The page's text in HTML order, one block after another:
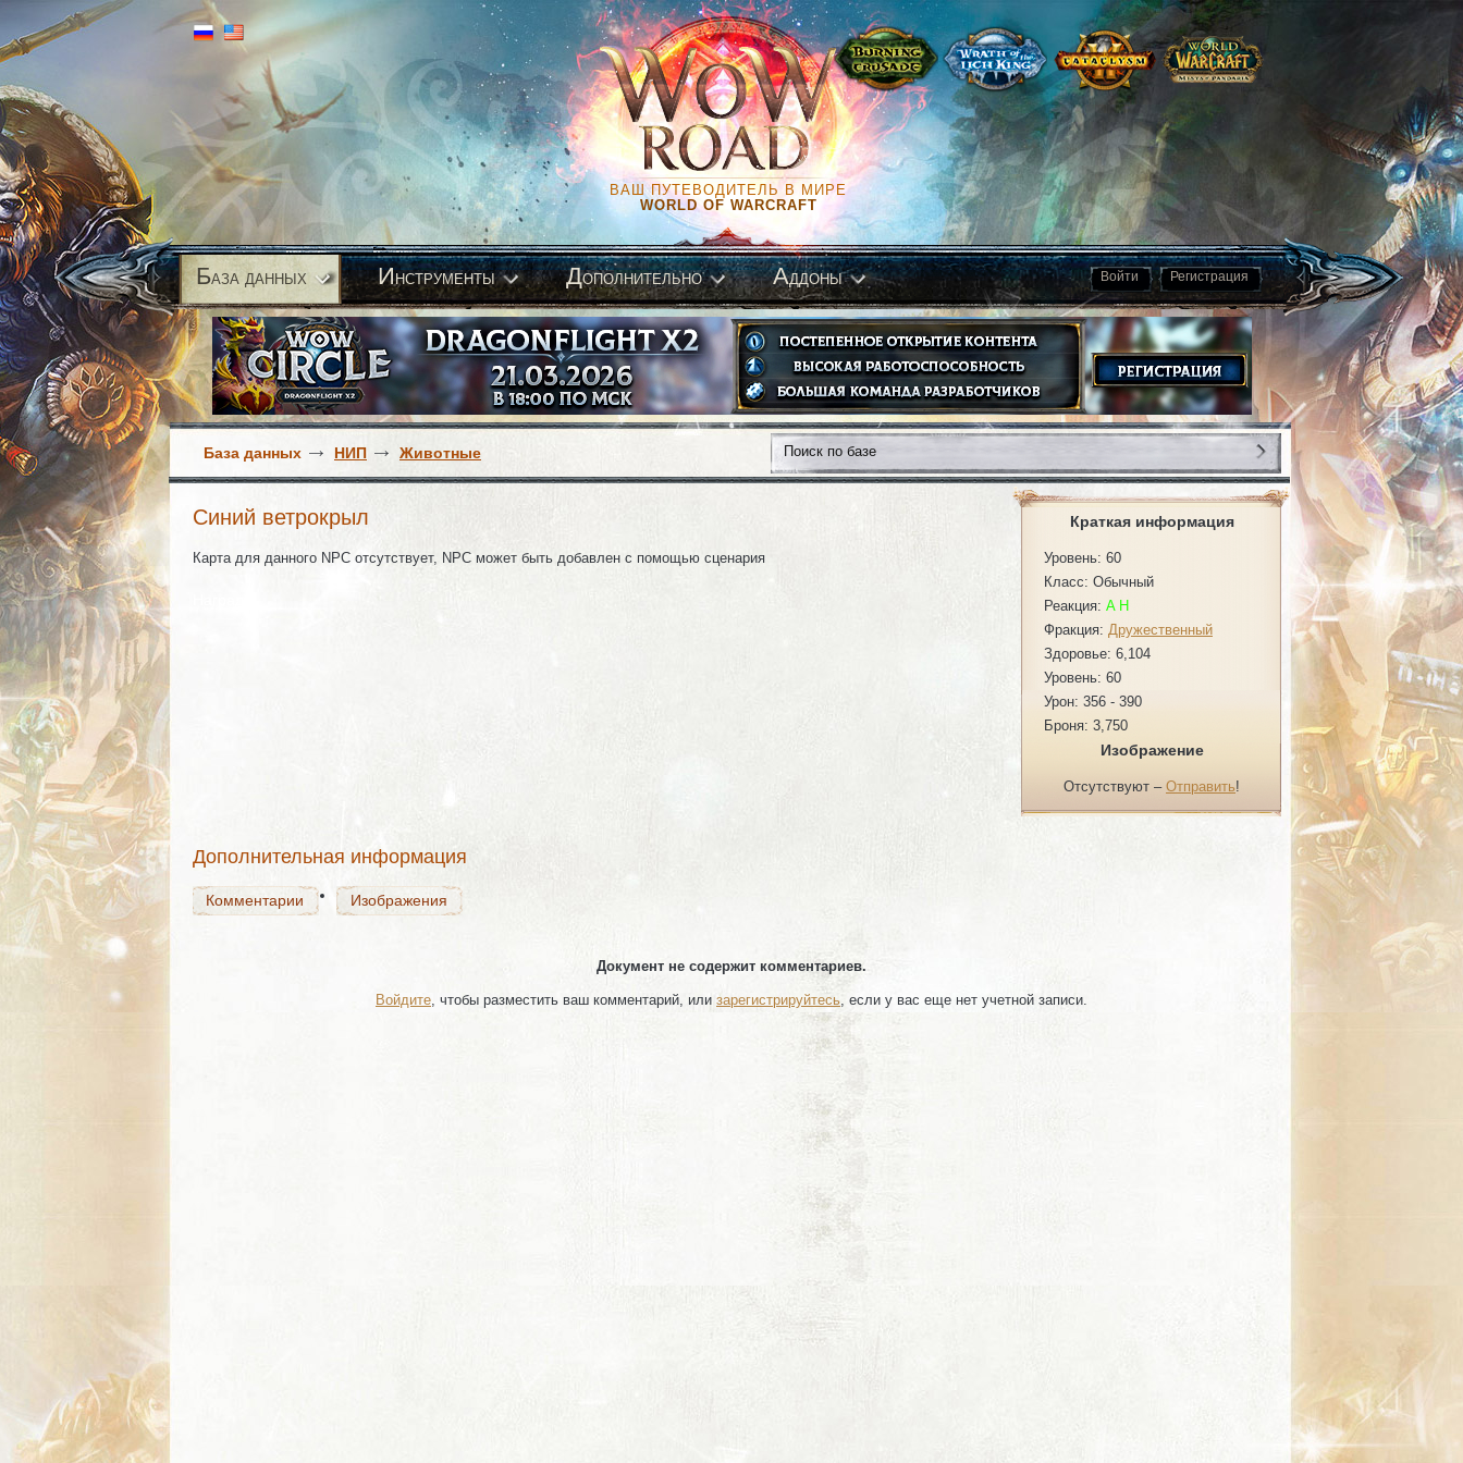
ВАШ ПУТЕВОДИТЕЛЬ В МИРЕ
WORLD OF WARCRAFT
Войти Регистрация
База данных Инструменты Дополнительно Аддоны
База данных НИП Животные
Краткая информация
Уровень: 60
Класс: Обычный
Реакция: A H
Фракция: Дружественный
Здоровье: 6,104
Уровень: 60
Урон: 356 - 390
Броня: 3,750
Изображение
Отсутствуют – Отправить!
Синий ветрокрыл
Карта для данного NPC отсутствует, NPC может быть добавлен с помощью сценария
Дополнительная информация
Комментарии Изображения
Документ не содержит комментариев.
Войдите , чтобы разместить ваш комментарий, или зарегистрируйтесь , если у вас еще нет учетной записи.